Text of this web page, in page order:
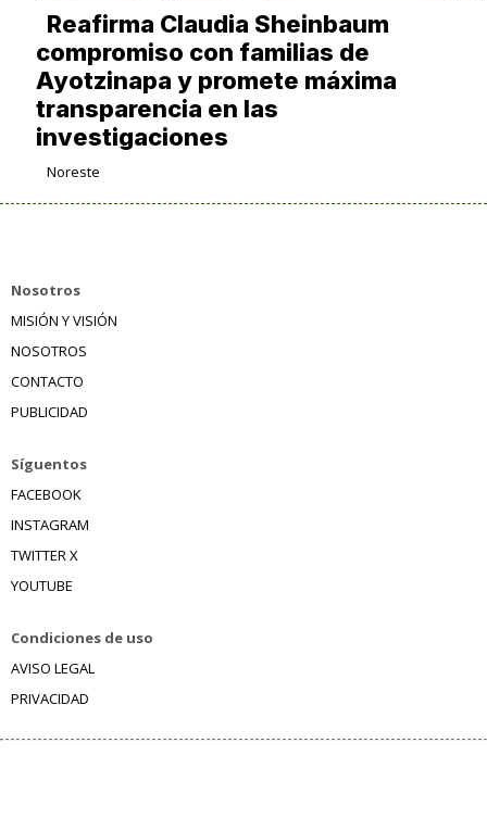
Reafirma Claudia Sheinbaum
compromiso con familias de
Ayotzinapa y promete máxima
transparencia en las
investigaciones
Noreste
Nosotros
MISIÓN Y VISIÓN
NOSOTROS
CONTACTO
PUBLICIDAD
Síguentos
FACEBOOK
INSTAGRAM
TWITTER X
YOUTUBE
Condiciones de uso
AVISO LEGAL
PRIVACIDAD